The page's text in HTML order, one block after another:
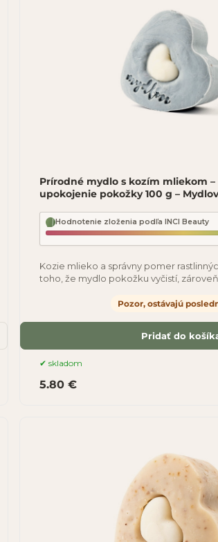
Prírodné mydlo s kozím mliekom
upokojenie pokožky 100 g –
Hodnotenie zloženia podľa INCI Beauty
Kozie mlieko a správny pomer
toho, že mydlo pokožku vyčistí,
skladom
Pozor, ostávajú
5.80 €
Pridať do